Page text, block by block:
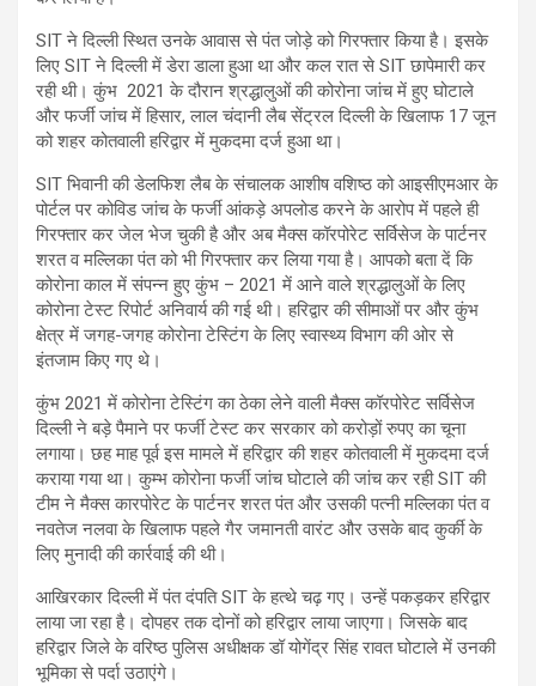
SIT ने दिल्ली स्थित उनके आवास से पंत जोड़े को गिरफ्तार किया है। इसके
लिए SIT ने दिल्ली में डेरा डाला हुआ था और कल रात से SIT छापेमारी कर
रही थी। कुंभ 2021 के दौरान श्रद्धालुओं की कोरोना जांच में हुए घोटाले
और फर्जी जांच में हिसार, लाल चंदानी लैब सेंट्रल दिल्ली के खिलाफ 17 जून
को शहर कोतवाली हरिद्वार में मुकदमा दर्ज हुआ था।
SIT भिवानी की डेलफिश लैब के संचालक आशीष वशिष्ठ को आइसीएमआर के
पोर्टल पर कोविड जांच के फर्जी आंकड़े अपलोड करने के आरोप में पहले ही
गिरफ्तार कर जेल भेज चुकी है और अब मैक्स कॉरपोरेट सर्विसेज के पार्टनर
शरत व मल्लिका पंत को भी गिरफ्तार कर लिया गया है। आपको बता दें कि
कोरोना काल में संपन्न हुए कुंभ – 2021 में आने वाले श्रद्धालुओं के लिए
कोरोना टेस्ट रिपोर्ट अनिवार्य की गई थी। हरिद्वार की सीमाओं पर और कुंभ
क्षेत्र में जगह-जगह कोरोना टेस्टिंग के लिए स्वास्थ्य विभाग की ओर से
इंतजाम किए गए थे।
कुंभ 2021 में कोरोना टेस्टिंग का ठेका लेने वाली मैक्स कॉरपोरेट सर्विसेज
दिल्ली ने बड़े पैमाने पर फर्जी टेस्ट कर सरकार को करोड़ों रुपए का चूना
लगाया। छह माह पूर्व इस मामले में हरिद्वार की शहर कोतवाली में मुकदमा दर्ज
कराया गया था। कुम्भ कोरोना फर्जी जांच घोटाले की जांच कर रही SIT की
टीम ने मैक्स कारपोरेट के पार्टनर शरत पंत और उसकी पत्नी मल्लिका पंत व
नवतेज नलवा के खिलाफ पहले गैर जमानती वारंट और उसके बाद कुर्की के
लिए मुनादी की कार्रवाई की थी।
आखिरकार दिल्ली में पंत दंपति SIT के हत्थे चढ़ गए। उन्हें पकड़कर हरिद्वार
लाया जा रहा है। दोपहर तक दोनों को हरिद्वार लाया जाएगा। जिसके बाद
हरिद्वार जिले के वरिष्ठ पुलिस अधीक्षक डॉ योगेंद्र सिंह रावत घोटाले में उनकी
भूमिका से पर्दा उठाएंगे।